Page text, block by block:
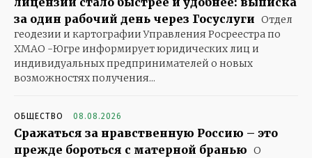
за один рабочий день через Госуслуги Отдел
геодезии и картографии Управления Росреестра по
ХМАО -Югре информирует юридических лиц и
индивидуальных предпринимателей о новых
возможностях получения...
ОБЩЕСТВО 08.08.2026
Сражаться за нравственную Россию – это
прежде бороться с матерной бранью О